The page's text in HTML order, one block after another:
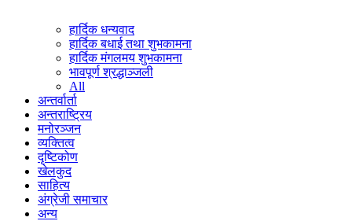
हार्दिक धन्यवाद
हार्दिक बधाई तथा शुभकामना
हार्दिक मंगलमय शुभकामना
भावपूर्ण श्रद्धाञ्जली
All
अन्तर्वार्ता
अन्तराष्ट्रिय
मनोरञ्जन
व्यक्तित्व
दृष्टिकोण
खेलकुद
साहित्य
अंग्रेजी समाचार
अन्य